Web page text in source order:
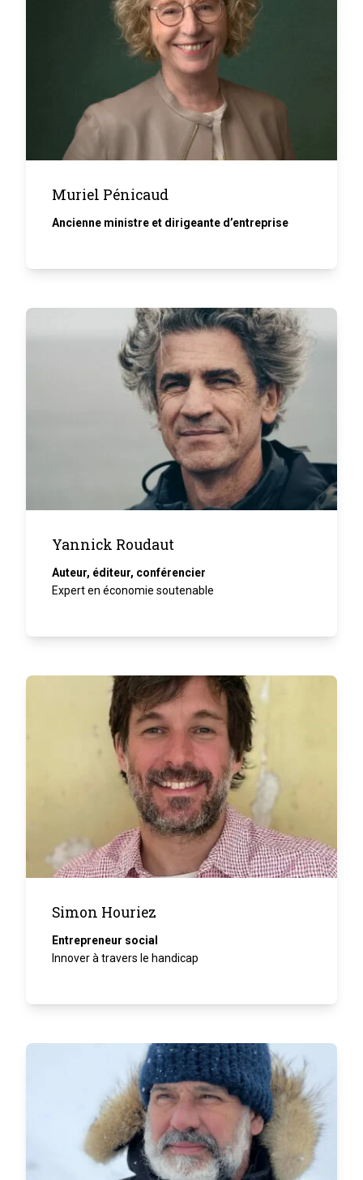
Muriel Pénicaud
Ancienne ministre et dirigeante d’entreprise
Yannick Roudaut
Auteur, éditeur, conférencier
Expert en économie soutenable
Simon Houriez
Entrepreneur social
Innover à travers le handicap